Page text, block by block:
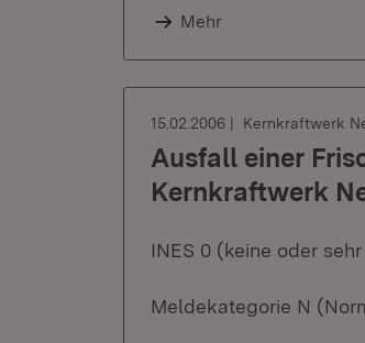
Mehr
15.02.2006 Kernkraftwerk
Ausfall einer
Kernkraftwerk
INES 0 (keine oder
Meldekategorie N